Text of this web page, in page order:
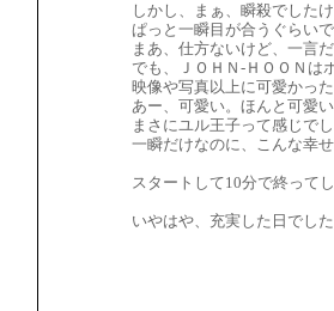
しかし、まぁ、瞬殺でした
ぱっと一瞬目が合うぐらい
まあ、仕方ないけど、一言
でも、ＪＯＨＮ-ＨＯＯＮは
映像や写真以上に可愛かっ
あー、可愛い。ほんと可愛
まさにユル王子って感じで
一瞬だけなのに、こんな幸
スタートして10分で終って
いやはや、充実した日でし